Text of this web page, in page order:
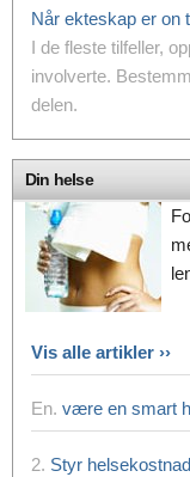
Når ekteskap er on
I de fleste tilfeller,
involverte.
delen.
Din helse
Vis alle artikler ››
En. være en smart
2. Styr